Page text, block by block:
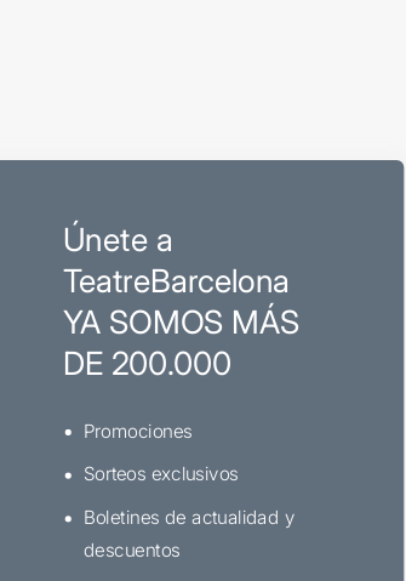
Únete a
TeatreBarcelona
YA SOMOS MÁS
DE 200.000
Promociones
Sorteos exclusivos
Boletines de actualidad y
descuentos